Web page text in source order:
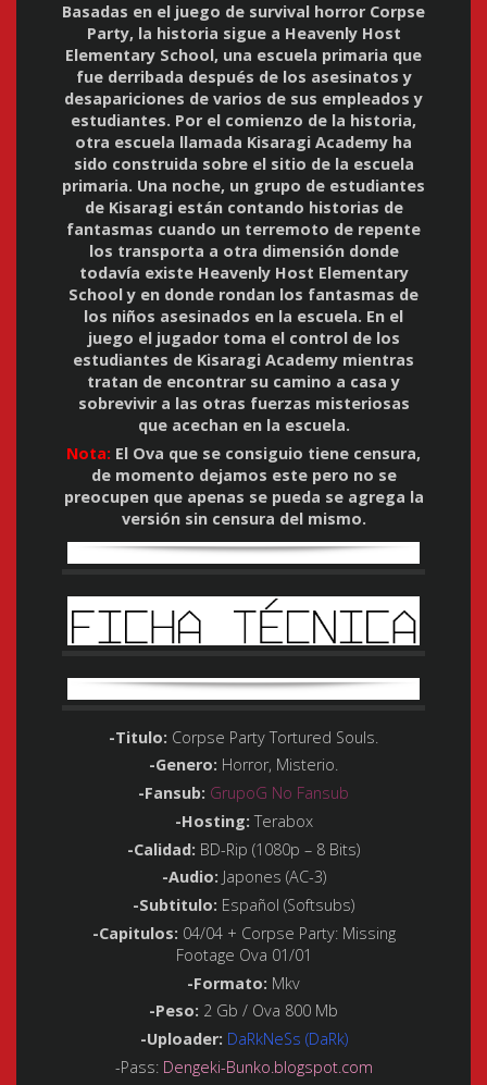
Basadas en el juego de survival horror Corpse
Party, la historia sigue a Heavenly Host
Elementary School, una escuela primaria que
fue derribada después de los asesinatos y
desapariciones de varios de sus empleados y
estudiantes. Por el comienzo de la historia,
otra escuela llamada Kisaragi Academy ha
sido construida sobre el sitio de la escuela
primaria. Una noche, un grupo de estudiantes
de Kisaragi están contando historias de
fantasmas cuando un terremoto de repente
los transporta a otra dimensión donde
todavía existe Heavenly Host Elementary
School y en donde rondan los fantasmas de
los niños asesinados en la escuela. En el
juego el jugador toma el control de los
estudiantes de Kisaragi Academy mientras
tratan de encontrar su camino a casa y
sobrevivir a las otras fuerzas misteriosas
que acechan en la escuela.
Nota: El Ova que se consiguio tiene censura,
de momento dejamos este pero no se
preocupen que apenas se pueda se agrega la
versión sin censura del mismo.
-Titulo: Corpse Party Tortured Souls.
-Genero: Horror, Misterio.
-Fansub: GrupoG No Fansub
-Hosting: Terabox
-Calidad: BD-Rip (1080p – 8 Bits)
-Audio: Japones (AC-3)
-Subtitulo: Español (Softsubs)
-Capitulos: 04/04 + Corpse Party: Missing
Footage Ova 01/01
-Formato: Mkv
-Peso: 2 Gb / Ova 800 Mb
-Uploader: DaRkNeSs (DaRk)
-Pass: Dengeki-Bunko.blogspot.com